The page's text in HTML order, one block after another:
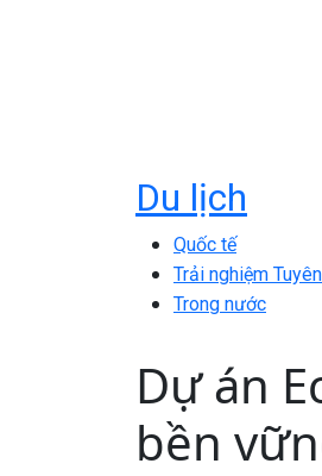
Du lịch
Quốc tế
Trải nghiệm
Trong nước
Dự án
bền